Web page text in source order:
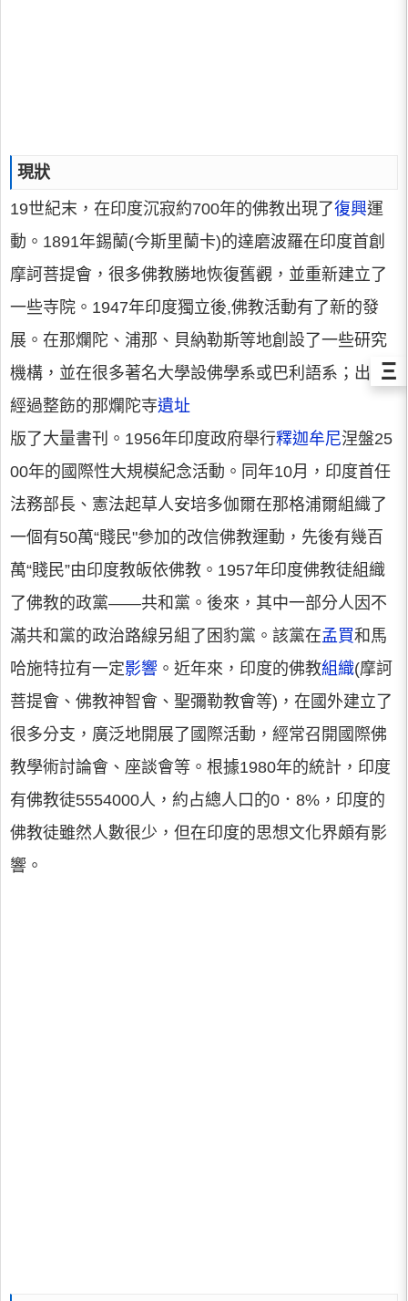
現狀
19世紀末，在印度沉寂約700年的佛教出現了復興運
動。1891年錫蘭(今斯里蘭卡)的達磨波羅在印度首創
摩訶菩提會，很多佛教勝地恢復舊觀，並重新建立了
一些寺院。1947年印度獨立後,佛教活動有了新的發
展。在那爛陀、浦那、貝納勒斯等地創設了一些研究
機構，並在很多著名大學設佛學系或巴利語系；出
經過整飭的那爛陀寺遺址
版了大量書刊。1956年印度政府舉行釋迦牟尼涅盤25
00年的國際性大規模紀念活動。同年10月，印度首任
法務部長、憲法起草人安培多伽爾在那格浦爾組織了
一個有50萬“賤民"參加的改信佛教運動，先後有幾百
萬“賤民”由印度教皈依佛教。1957年印度佛教徒組織
了佛教的政黨——共和黨。後來，其中一部分人因不
滿共和黨的政治路線另組了困豹黨。該黨在孟買和馬
哈施特拉有一定影響 。近年來，印度的佛教組織(摩訶
菩提會、佛教神智會、聖彌勒教會等)，在國外建立了
很多分支，廣泛地開展了國際活動，經常召開國際佛
教學術討論會、座談會等。根據1980年的統計，印度
有佛教徒5554000人，約占總人口的0．8%，印度的
佛教徒雖然人數很少，但在印度的思想文化界頗有影
響。
Ξ